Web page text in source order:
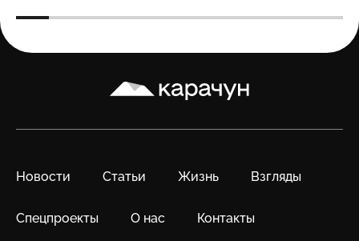
Карачун
Новости Статьи Жизнь Взгляды
Спецпроекты О нас Контакты